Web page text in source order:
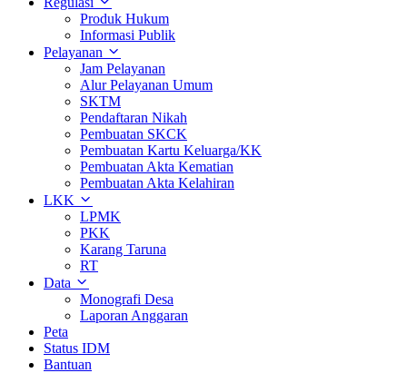
Produk Hukum
Informasi Publik
Pelayanan
Jam Pelayanan
Alur Pelayanan Umum
SKTM
Pendaftaran Nikah
Pembuatan SKCK
Pembuatan Kartu Keluarga/KK
Pembuatan Akta Kematian
Pembuatan Akta Kelahiran
LKK
LPMK
PKK
Karang Taruna
RT
Data
Monografi Desa
Laporan Anggaran
Peta
Status IDM
Bantuan